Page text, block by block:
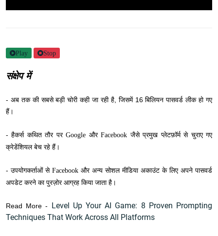
Play Stop
संक्षेप में
- अब तक की सबसे बड़ी चोरी कही जा रही है, जिसमें 16 बिलियन पासवर्ड लीक हो गए
हैं।
- हैकर्स कथित तौर परGoogle और Facebook जैसे प्रमुख प्लेटफ़ॉर्म से चुराए गए
क्रेडेंशियल बेच रहे हैं।
- उपयोगकर्ताओं से Facebook और अन्य सोशल मीडिया अकाउंट के लिए अपने पासवर्ड
अपडेट करने का पुरज़ोर आग्रह किया जाता है।
Read More - Level Up Your AI Game: 8 Proven Prompting
Techniques That Work Across All Platforms